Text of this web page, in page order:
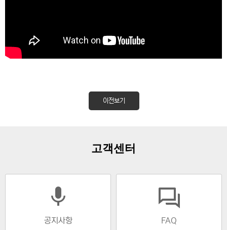
이전보기
고객센터
mic
공지사항 FAQ